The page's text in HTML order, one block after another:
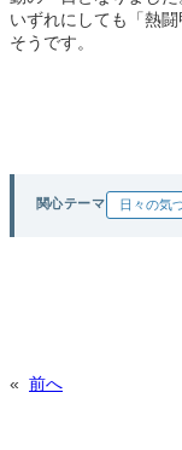
いずれにしても「熱
そうです。
関心テーマ 日々の気
« 前へ